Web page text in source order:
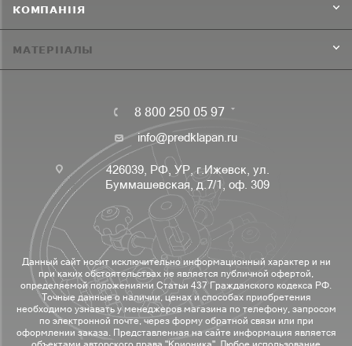
КОМПАНИЯ
МАТЕРИАЛЫ
8 800 250 05 97
info@predklapan.ru
426039, РФ, УР, г.Ижевск, ул.
Буммашевская, д.7/1, оф. 309
Данный сайт носит исключительно информационный характер и ни
при каких обстоятельствах не является публичной офертой,
определяемой положениями Статьи 437 Гражданского кодекса РФ.
Точные данные о наличии, ценах и способах приобретения
необходимо узнавать у менеджеров магазина по телефону, запросом
по электронной почте, через форму обратной связи или при
оформлении заказа. Представленная на сайте информация является